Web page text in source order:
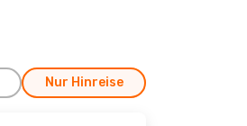
Nur Hinreise